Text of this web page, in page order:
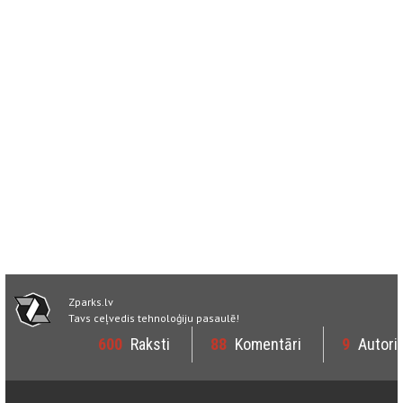
Zparks.lv
Tavs ceļvedis tehnoloģiju pasaulē!
600 Raksti 88 Komentāri 9 Autori